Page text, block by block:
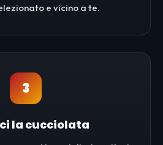
e vicino a te.
3
la cucciolata